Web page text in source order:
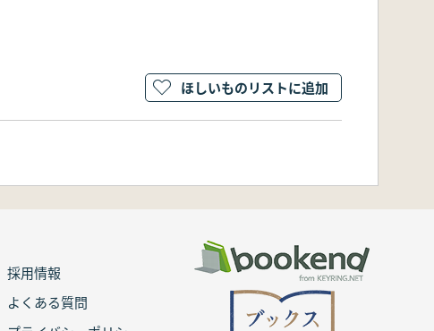
ほしいものリストに追加
採用情報
よくある質問